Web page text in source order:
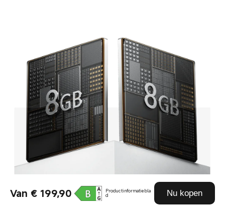
Van € 199,90 Productinformatiebla
d Nu kopen